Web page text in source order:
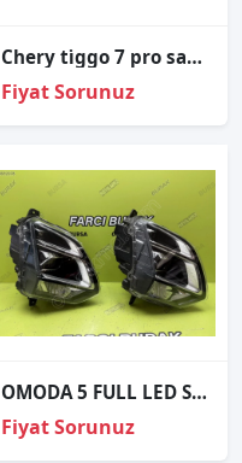
Chery ti̇ggo 7 pro sağ sol far sıfır orj 605000200ab 605000199ab
Fiyat Sorunuz
OMODA 5 FULL LED SAĞ FAR ORJİNAL 2022-2024 605000531AA
Fiyat Sorunuz